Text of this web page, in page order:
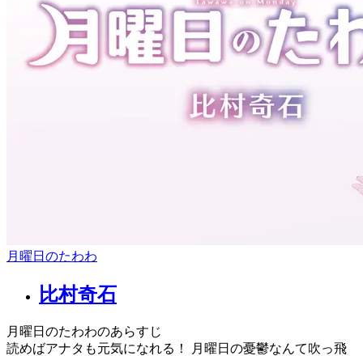
月曜日のたわわ
比村奇石
月曜日のたわわのあらすじ
読めばアナタも元気になれる！ 月曜日の憂鬱なんて吹っ飛